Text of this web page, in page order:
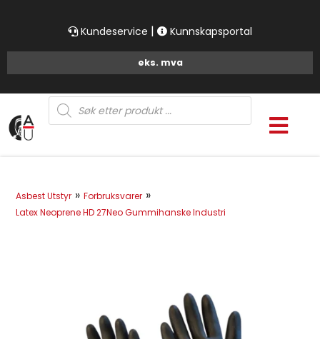
Kundeservice | Kunnskapsportal
Products
search
Asbest Utstyr » Forbruksvarer »
Latex Neoprene HD 27Neo Gummihanske Industri